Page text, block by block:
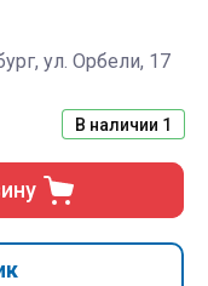
ул. Орбели, 17
В наличии 1